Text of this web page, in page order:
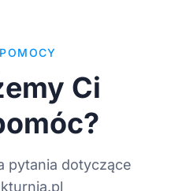
Ci
pytania dotyczące